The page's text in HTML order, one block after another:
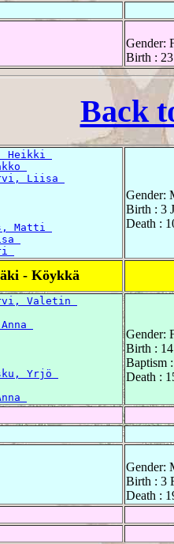
Gender:
Birth :
Back
Heikki
Liisa
Matti
Gender:
Birth : 3
Death :
- Köykkä
Valetin
Yrjö
Gender:
Birth :
Baptism
Death :
Gender:
Birth : 3
Death :